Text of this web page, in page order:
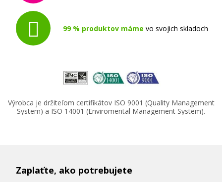
99 % produktov máme vo svojich skladoch
Výrobca je držiteľom certifikátov ISO 9001 (Quality Management
System) a ISO 14001 (Enviromental Management System).
Zaplaťte, ako potrebujete